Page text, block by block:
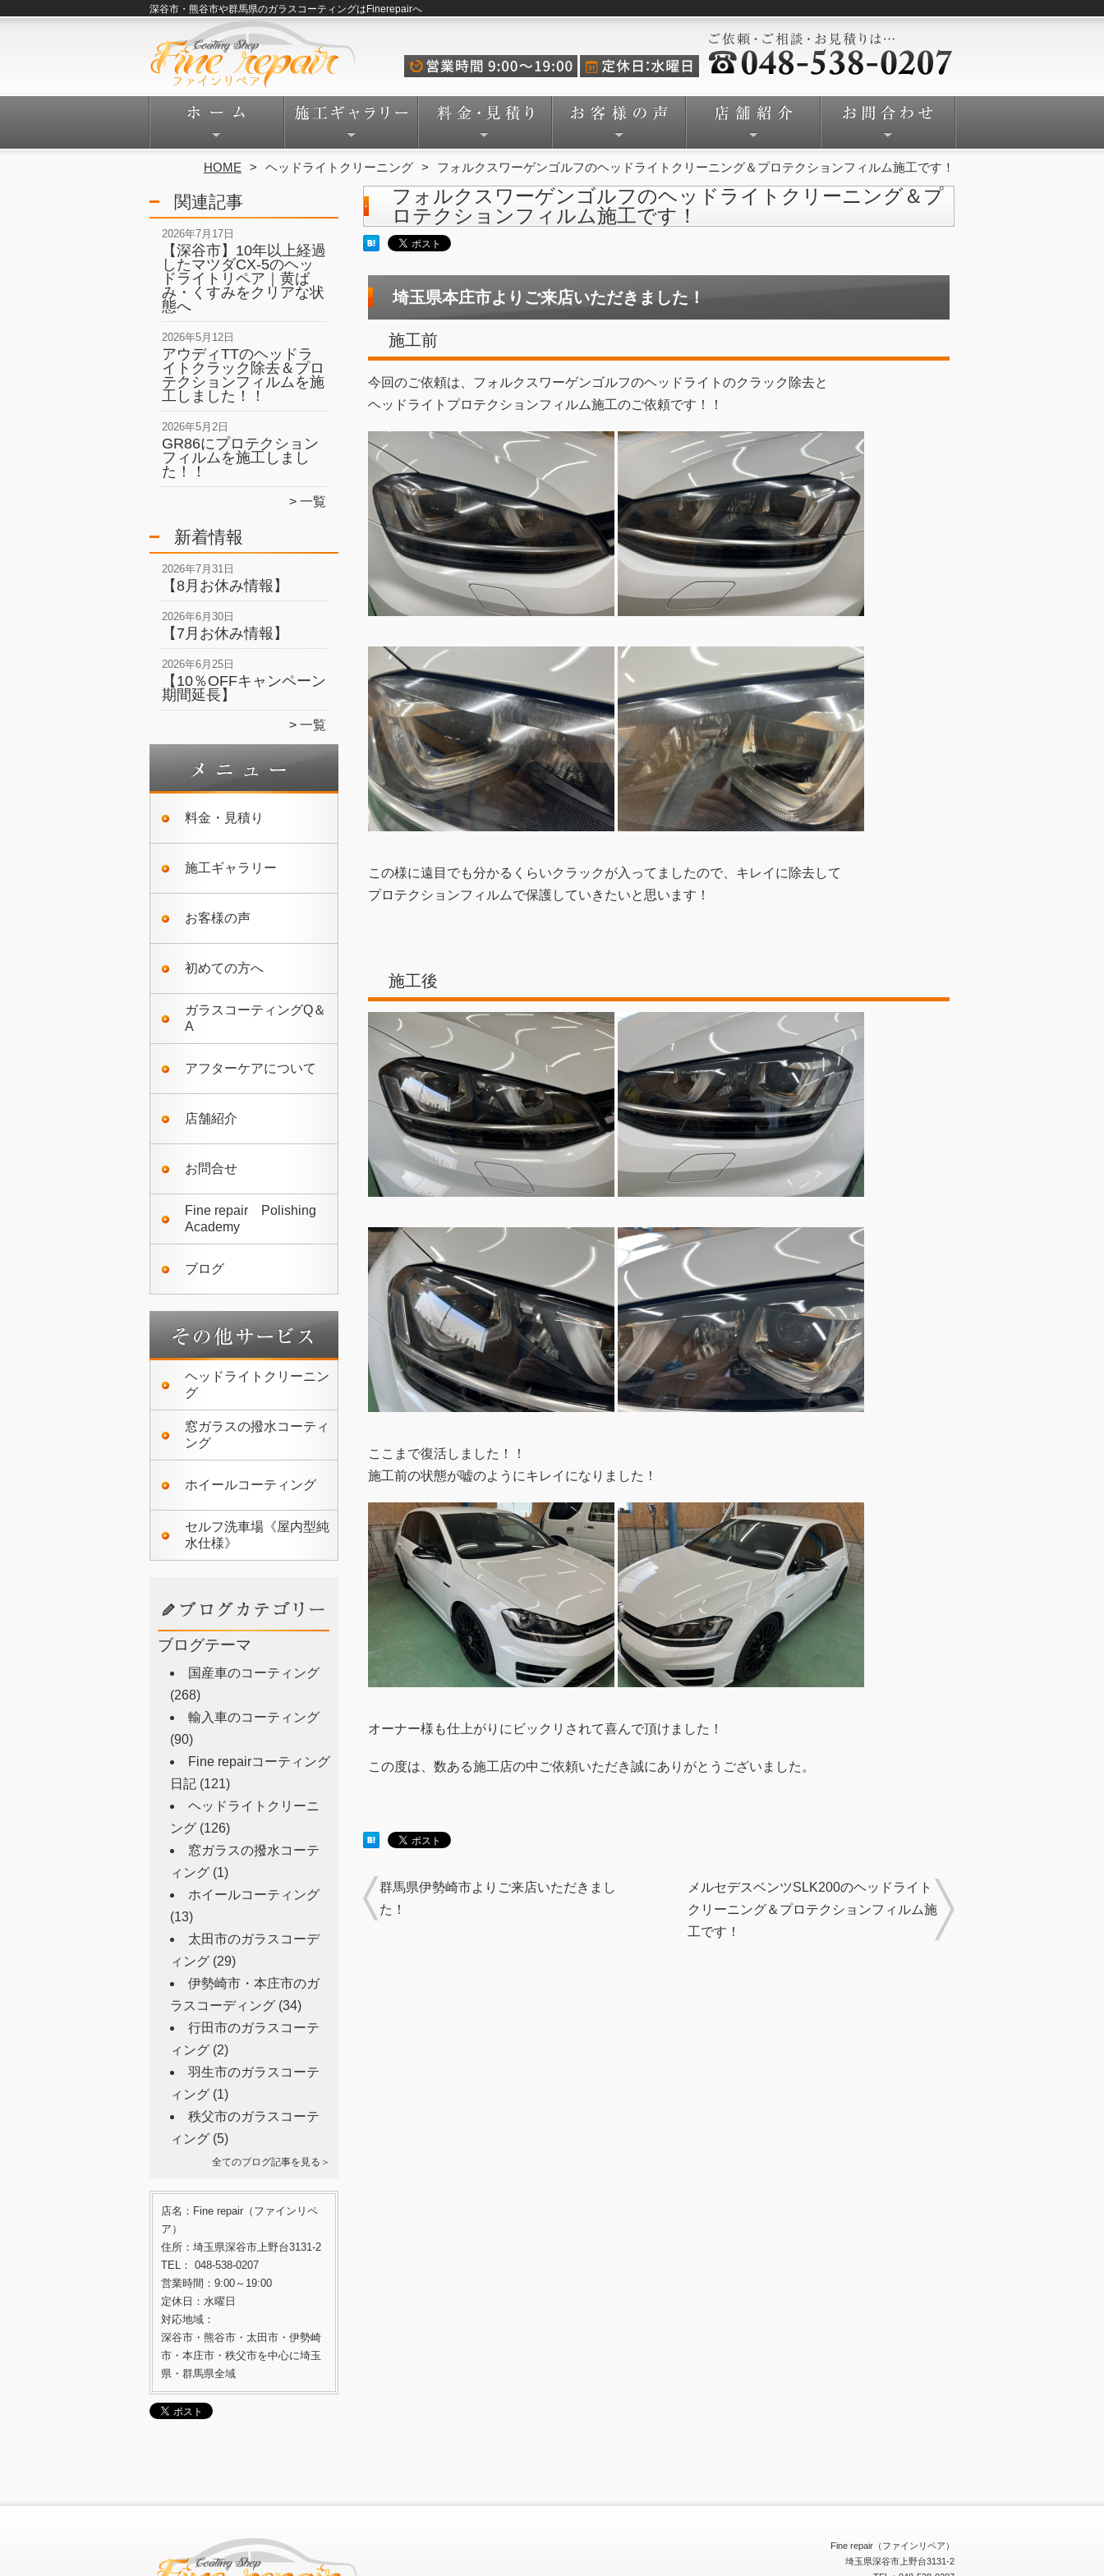
深谷市・熊谷市や群馬県のガラスコーティングはFinerepairへ
HOME ヘッドライトクリーニング フォルクスワーゲンゴルフのヘッドライトクリーニング＆プロテクションフィルム施工です！
関連記事
2026年7月17日
【深谷市】10年以上経過
したマツダCX-5のヘッ
ドライトリペア｜黄ば
み・くすみをクリアな状
態へ
2026年5月12日
アウディTTのヘッドラ
イトクラック除去＆プロ
テクションフィルムを施
工しました！！
2026年5月2日
GR86にプロテクション
フィルムを施工しまし
た！！
一覧
新着情報
2026年7月31日
【8月お休み情報】
2026年6月30日
【7月お休み情報】
2026年6月25日
【10％OFFキャンペーン
期間延長】
一覧
料金・見積り
施工ギャラリー
お客様の声
初めての方へ
ガラスコーティングQ＆
A
アフターケアについて
店舗紹介
お問合せ
Fine repair Polishing
Academy
ブログ
ヘッドライトクリーニン
グ
窓ガラスの撥水コーティ
ング
ホイールコーティング
セルフ洗車場《屋内型純
水仕様》
ブログテーマ
国産車のコーティング
(268)
輸入車のコーティング
(90)
Fine repairコーティング
日記 (121)
ヘッドライトクリーニ
ング (126)
窓ガラスの撥水コーテ
ィング (1)
ホイールコーティング
(13)
太田市のガラスコーデ
ィング (29)
伊勢崎市・本庄市のガ
ラスコーディング (34)
行田市のガラスコーテ
ィング (2)
羽生市のガラスコーテ
ィング (1)
秩父市のガラスコーテ
ィング (5)
全てのブログ記事を見る＞
店名：Fine repair（ファインリペ
ア）
住所：埼玉県深谷市上野台3131-2
TEL： 048-538-0207
営業時間：9:00～19:00
定休日：水曜日
対応地域：
深谷市・熊谷市・太田市・伊勢崎
市・本庄市・秩父市を中心に埼玉
県・群馬県全域
フォルクスワーゲンゴルフのヘッドライトクリーニング＆プ
ロテクションフィルム施工です！
埼玉県本庄市よりご来店いただきました！
施工前
今回のご依頼は、フォルクスワーゲンゴルフのヘッドライトのクラック除去と
ヘッドライトプロテクションフィルム施工のご依頼です！！
この様に遠目でも分かるくらいクラックが入ってましたので、キレイに除去して
プロテクションフィルムで保護していきたいと思います！
施工後
ここまで復活しました！！
施工前の状態が嘘のようにキレイになりました！
オーナー様も仕上がりにビックリされて喜んで頂けました！
この度は、数ある施工店の中ご依頼いただき誠にありがとうございました。
群馬県伊勢崎市よりご来店いただきまし
た！
メルセデスベンツSLK200のヘッドライト
クリーニング＆プロテクションフィルム施
工です！
Fine repair（ファインリペア）
埼玉県深谷市上野台3131-2